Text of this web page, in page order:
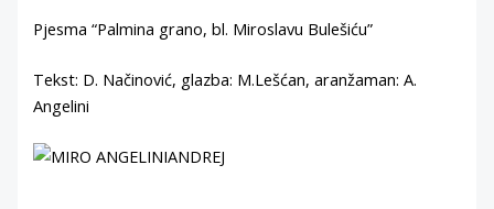
Pjesma “Palmina grano, bl. Miroslavu Bulešiću”
Tekst: D. Načinović, glazba: M.Lešćan, aranžaman: A.
Angelini